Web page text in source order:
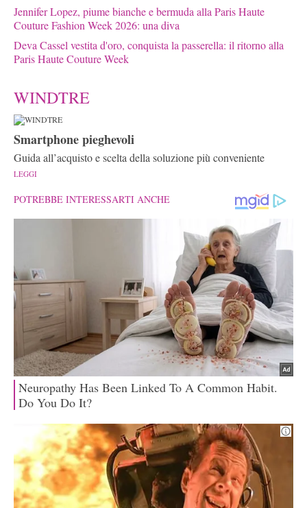
Jennifer Lopez, piume bianche e bermuda alla Paris Haute
Couture Fashion Week 2026: una diva
Deva Cassel vestita d'oro, conquista la passerella: il ritorno alla
Paris Haute Couture Week
WINDTRE
Smartphone pieghevoli
Guida all’acquisto e scelta della soluzione più conveniente
LEGGI